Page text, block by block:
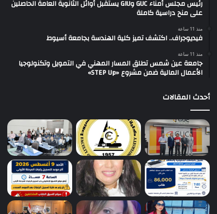
رئيس مجلس أمناء GUC وGIU يستقبل أوائل الثانوية العامة الحاصلين
على منح دراسية كاملة
منذ 11 ساعة
فيديوجراف.. اكتشف تميز كلية الهندسة بجامعة أسيوط
منذ 11 ساعة
جامعة عين شمس تطلق المسار المهني في التمويل وتكنولوجيا
الأعمال المالية ضمن مشروع «STEP Up»
أحدث المقالات